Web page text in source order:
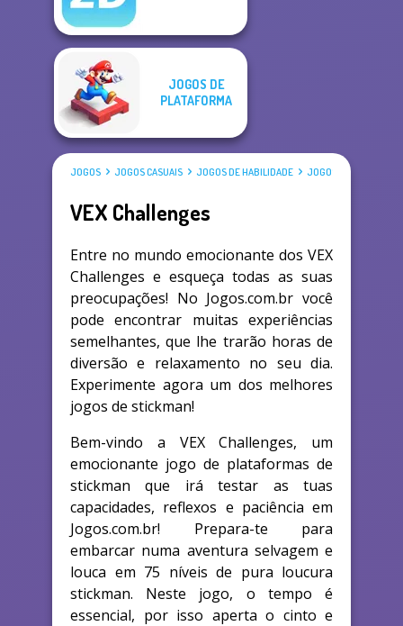
JOGOS DE
PLATAFORMA
JOGOS JOGOS CASUAIS JOGOS DE HABILIDADE JOGOS DE STICKMAN
VEX Challenges
Entre no mundo emocionante dos VEX
Challenges e esqueça todas as suas
preocupações! No Jogos.com.br você
pode encontrar muitas experiências
semelhantes, que lhe trarão horas de
diversão e relaxamento no seu dia.
Experimente agora um dos melhores
jogos de stickman!
Bem-vindo a VEX Challenges, um
emocionante jogo de plataformas de
stickman que irá testar as tuas
capacidades, reflexos e paciência em
Jogos.com.br! Prepara-te para
embarcar numa aventura selvagem e
louca em 75 níveis de pura loucura
stickman. Neste jogo, o tempo é
essencial, por isso aperta o cinto e